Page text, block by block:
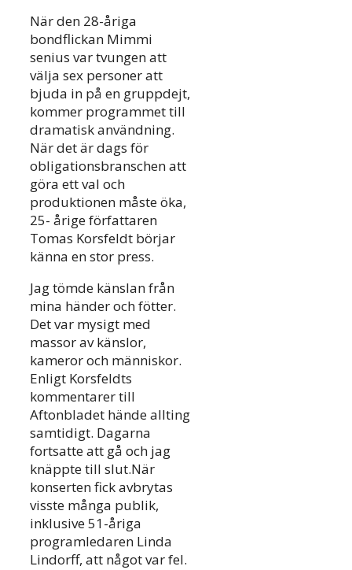
När den 28-åriga
bondflickan Mimmi
senius var tvungen att
välja sex personer att
bjuda in på en gruppdejt,
kommer programmet till
dramatisk användning.
När det är dags för
obligationsbranschen att
göra ett val och
produktionen måste öka,
25- årige författaren
Tomas Korsfeldt börjar
känna en stor press.
Jag tömde känslan från
mina händer och fötter.
Det var mysigt med
massor av känslor,
kameror och människor.
Enligt Korsfeldts
kommentarer till
Aftonbladet hände allting
samtidigt. Dagarna
fortsatte att gå och jag
knäppte till slut.När
konserten fick avbrytas
visste många publik,
inklusive 51-åriga
programledaren Linda
Lindorff, att något var fel.